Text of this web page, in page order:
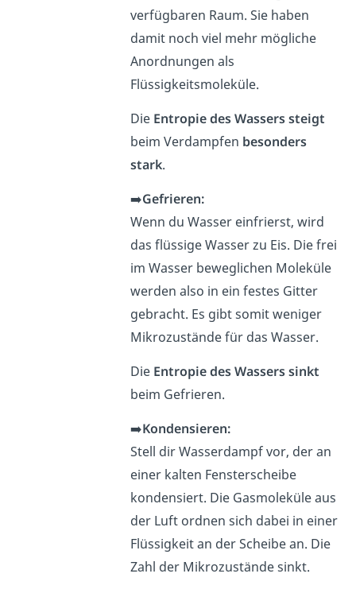
verfügbaren Raum. Sie haben
damit noch viel mehr mögliche
Anordnungen als
Flüssigkeitsmoleküle.
Die Entropie des Wasserssteigt
beim Verdampfen besonders
stark.
➡️Gefrieren:
Wenn du Wasser einfrierst, wird
das flüssige Wasser zu Eis. Die frei
im Wasser beweglichen Moleküle
werden also in ein festes Gitter
gebracht. Es gibt somit weniger
Mikrozustände für das Wasser.
Die Entropiedes Wassers sinkt
beim Gefrieren.
➡️Kondensieren:
Stell dir Wasserdampf vor, der an
einer kalten Fensterscheibe
kondensiert. Die Gasmoleküle aus
der Luft ordnen sich dabei in einer
Flüssigkeit an der Scheibe an. Die
Zahl der Mikrozustände sinkt.